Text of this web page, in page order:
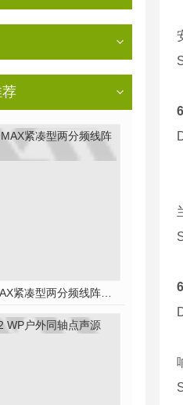
M-FTA MAX紧凑型两分频线阵列系统
6
6